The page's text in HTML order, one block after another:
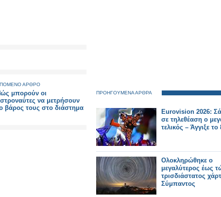
ΑΡΘΡΟ
μπορούν οι
να μετρήσουν
βάρος τους στο διάστημα
ΠΡΟΗΓΟΥΜΕΝΑ ΑΡΘΡΑ
Eurovision 2026:
σε τηλεθέαση ο
τελικός – Άγγιξε το
Ολοκληρώθηκε ο
μεγαλύτερος έως
τρισδιάστατος
Σύμπαντος